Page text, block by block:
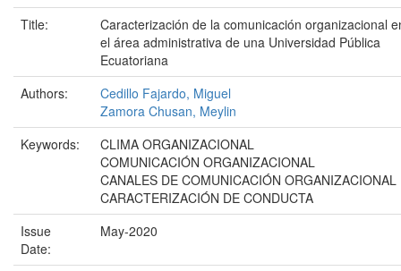
Title:
Caracterización de la comunicación organizacional
el área administrativa de una Universidad Pública
Ecuatoriana
Authors:
Cedillo Fajardo, Miguel
Zamora Chusan, Meylin
Keywords:
CLIMA ORGANIZACIONAL
COMUNICACIÓN ORGANIZACIONAL
CANALES DE COMUNICACIÓN ORGANIZACIONAL
CARACTERIZACIÓN DE CONDUCTA
Issue
Date:
May-2020